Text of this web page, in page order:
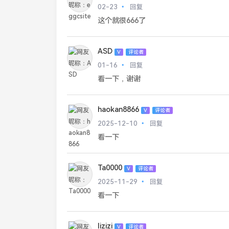
02-23
回复
这个就很666了
ASD V 评论者
01-16
回复
看一下，谢谢
haokan8866 V 评论者
2025-12-10
回复
看一下
Ta0000 V 评论者
2025-11-29
回复
看一下
lizizi V 评论者